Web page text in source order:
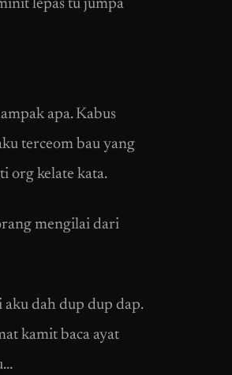
lepas tu jumpa
apa. Kabus
terceom bau yang
org kelate kata.
mengilai dari
dah dup dup dap.
kamit baca ayat